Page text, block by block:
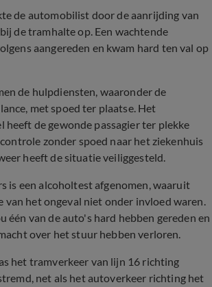
de automobilist door de aanrijding van
de tramhalte op. Een wachtende
aangereden en kwam hard ten val op
de hulpdiensten, waaronder de
met spoed ter plaatse. Het
heeft de gewonde passagier ter plekke
zonder spoed naar het ziekenhuis
heeft de situatie veiliggesteld.
is een alcoholtest afgenomen, waaruit
van het ongeval niet onder invloed waren.
één van de auto's hard hebben gereden en
over het stuur hebben verloren.
het tramverkeer van lijn 16 richting
net als het autoverkeer richting het